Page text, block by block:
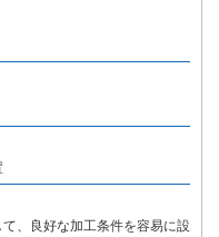
、良好な加工条件を容易に設